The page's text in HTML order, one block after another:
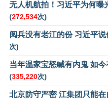
无人机航拍！习近平为何曝
(272,534次)
阅兵没有老江的份 习近平
次)
当年温家宝怒喊有内鬼 如
(335,220次)
北京防守严密 江集团只能